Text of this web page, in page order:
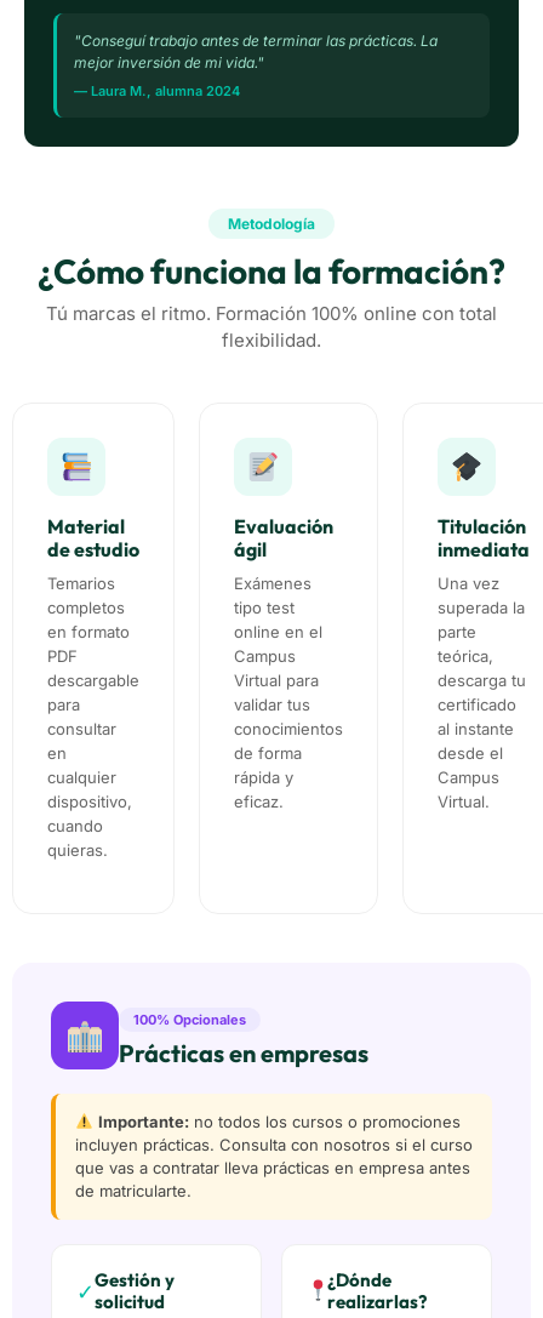
"Conseguí trabajo antes de terminar las prácticas. La
mejor inversión de mi vida."
— Laura M., alumna 2024
Metodología
¿Cómo funciona la formación?
Tú marcas el ritmo. Formación 100% online con total
flexibilidad.
Material
de estudio
Temarios
completos
en formato
PDF
descargable
para
consultar
en
cualquier
dispositivo,
cuando
quieras.
Evaluación
ágil
Exámenes
tipo test
online en el
Campus
Virtual para
validar tus
conocimientos
de forma
rápida y
eficaz.
Titulación
inmediata
Una vez
superada la
parte
teórica,
descarga tu
certificado
al instante
desde el
Campus
Virtual.
100% Opcionales
Prácticas en empresas
Importante:no todos los cursos o promociones
incluyen prácticas. Consulta con nosotros si el curso
que vas a contratar lleva prácticas en empresa antes
de matricularte.
✓Gestión y
solicitud
¿Dónde
realizarlas?